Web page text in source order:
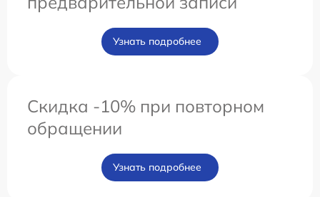
Узнать подробнее
Скидка -10% при повторном
обращении
Узнать подробнее